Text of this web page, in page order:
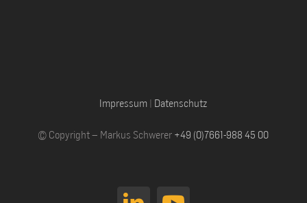
Impressum | Datenschutz
© Copyright – Markus Schwerer +49 (0)7661-988 45 00